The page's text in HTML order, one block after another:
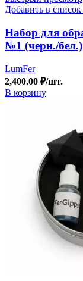
Добавить в
Набор для
№1 (черн./бел.)
LumFer
2,400.00 ₽/шт.
В корзину